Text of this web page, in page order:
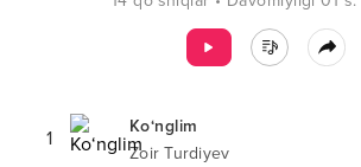
1
Ko‘nglim
Zoir Turdiyev